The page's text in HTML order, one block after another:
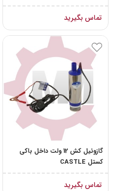
تماس بگیرید
گازوئیل کش 12 ولت داخل باکی
کستل CASTLE
تماس بگیرید